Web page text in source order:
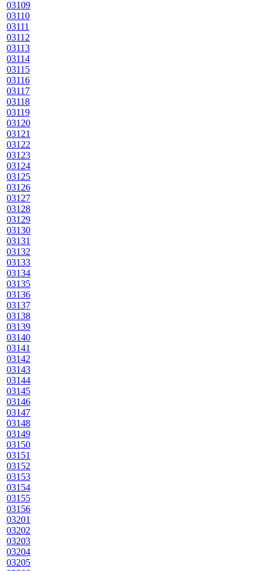
03109
03110
03111
03112
03113
03114
03115
03116
03117
03118
03119
03120
03121
03122
03123
03124
03125
03126
03127
03128
03129
03130
03131
03132
03133
03134
03135
03136
03137
03138
03139
03140
03141
03142
03143
03144
03145
03146
03147
03148
03149
03150
03151
03152
03153
03154
03155
03156
03201
03202
03203
03204
03205